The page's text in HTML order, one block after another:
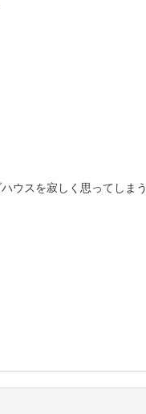
ウスを寂しく思ってしまう